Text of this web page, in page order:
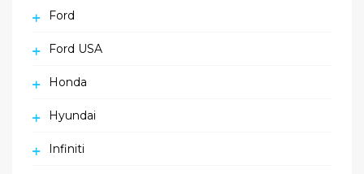
Ford
Ford USA
Honda
Hyundai
Infiniti